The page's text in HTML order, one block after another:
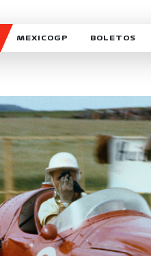
MEXICOGP
SOSTENIBILIDAD
CELEBRA CON NOSOTROS
BOLETOS